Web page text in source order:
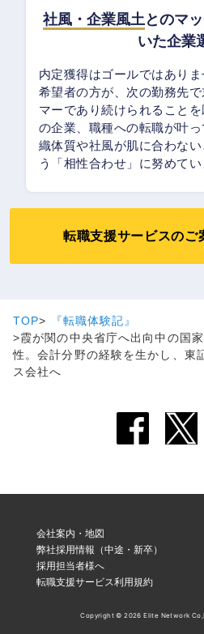
社風・企業風土とのマ
いた企業
内定獲得はゴールではあり
希望者の方が、次の勤務先
マーであり続けられること
の企業、職種への転職が叶
織体質や社風が肌に合わな
う「相性合わせ」に努めてい
転職支援サービスのご
TOP
『転職体験記』
霞が関の中央省庁へ出向中の国
性。会計分野の経験を生かし、東
ス会社へ
会社案内・地図
弊社採用情報（中途・新卒）
採用担当者様へ
転職支援サービス利用規約
Copyright © 2026 Elite Network